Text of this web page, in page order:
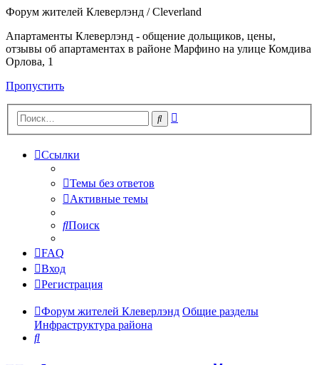
Форум жителей Клеверлэнд / Cleverland
Апартаменты Клеверлэнд - общение дольщиков, цены,
отзывы об апартаментах в районе Марфино на улице Комдива
Орлова, 1
Пропустить
Поиск
Ссылки
Темы без ответов
Активные темы
Поиск
FAQ
Вход
Регистрация
Форум жителей Клеверлэнд Общие разделы
Инфраструктура района
Поиск